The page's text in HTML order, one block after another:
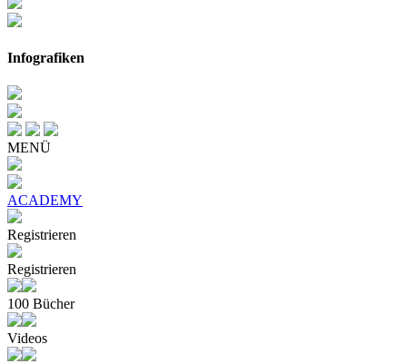
Infografiken
MENÜ
ACADEMY
Registrieren
Registrieren
100 Bücher
Videos